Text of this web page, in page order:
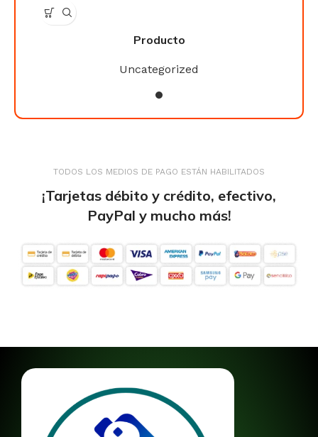
Producto
Uncategorized
TODOS LOS MEDIOS DE PAGO ESTÁN HABILITADOS
¡Tarjetas débito y crédito, efectivo,
PayPal y mucho más!